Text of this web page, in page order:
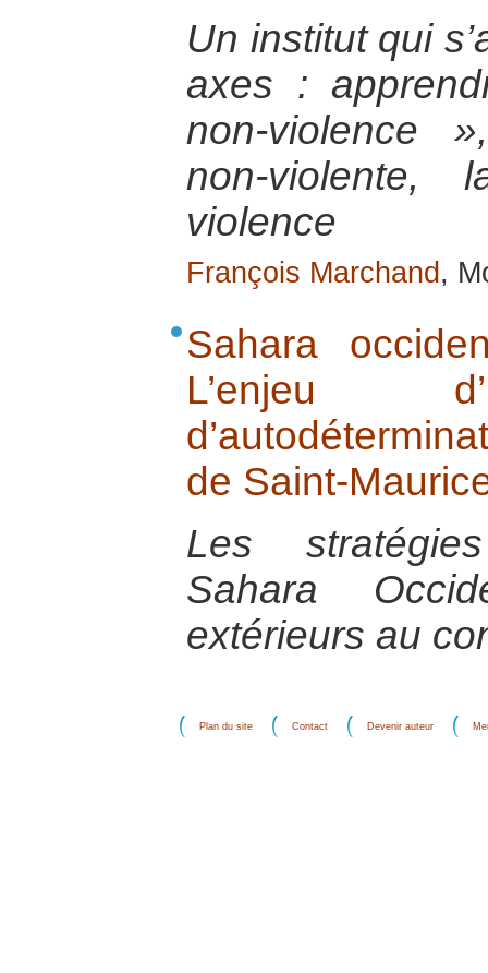
Un institut qui
axes :
non-violence
non-
violence
François Marchand ,
Sahara
L’enjeu
de Saint-
Les
Sahara
extérieurs au
Plan du site Contact Devenir auteur